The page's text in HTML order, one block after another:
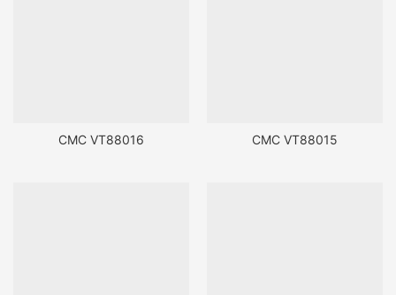
CMC VT88016 CMC VT88015